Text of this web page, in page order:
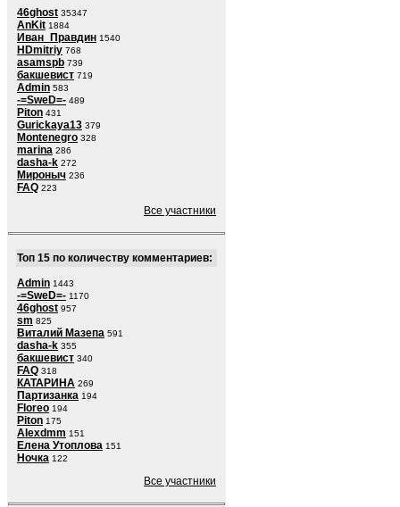
46ghost 35347
AnKit 1884
Иван_Правдин 1540
HDmitriy 768
asamspb 739
бакшевист 719
Admin 583
-=SweD=- 489
Piton 431
Gurickaya13 379
Montenegro 328
marina 286
dasha-k 272
Мироныч 236
FAQ 223
Все участники
Топ 15 по количеству комментариев:
Admin 1443
-=SweD=- 1170
46ghost 957
sm 825
Виталий Мазепа 591
dasha-k 355
бакшевист 340
FAQ 318
КАТАРИНА 269
Партизанка 194
Floreo 194
Piton 175
Alexdmm 151
Елена Утоплова 151
Ночка 122
Все участники